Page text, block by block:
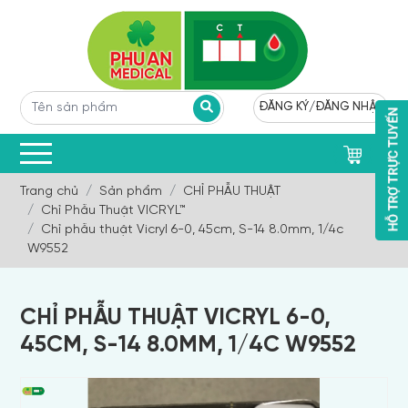
ĐĂNG KÝ/ĐĂNG NHẬP
Trang chủ Sản phẩm
CHỈ PHẪU THUẬT
Chỉ Phẫu Thuật VICRYL™
Chỉ phẫu thuật Vicryl 6-0, 45cm, S-14 8.0mm, 1/4c
W9552
CHỈ PHẪU THUẬT VICRYL 6-0,
45CM, S-14 8.0MM, 1/4C W9552